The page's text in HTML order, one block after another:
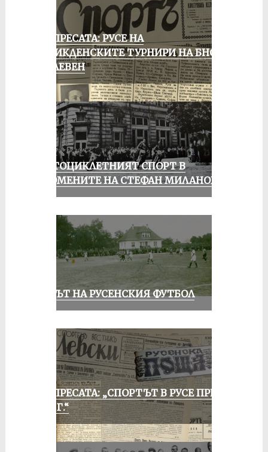
ОТ ПРЕСАТА: РУСЕ НА
ВЕЛИКДЕНСКИТЕ ТУРНИРИ НА БНСФ
В ПЛЕВЕН
МОТОЦИКЛЕТНИЯТ СПОРТ В
СПОМЕНИТЕ НА СТЕФАН МИЛАНОВ
ВЕКЪТ НА РУСЕНСКИЯ ФУТБОЛ
ОТ ПРЕСАТА: „СПОРТЪТ В РУСЕ ПРЕЗ
1935 Г.“